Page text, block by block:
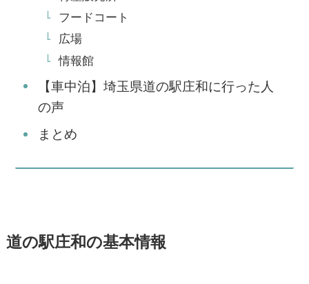
フードコート
広場
情報館
【車中泊】埼玉県道の駅庄和に行った人
の声
まとめ
道の駅庄和の基本情報